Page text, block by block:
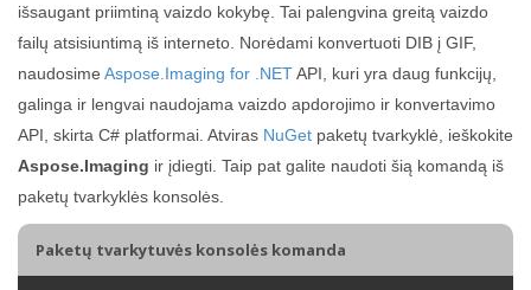
išsaugant priimtiną vaizdo kokybę. Tai palengvina greitą vaizdo
failų atsisiuntimą iš interneto. Norėdami konvertuoti DIB į GIF,
naudosime Aspose.Imaging for .NETAPI, kuri yra daug funkcijų,
galinga ir lengvai naudojama vaizdo apdorojimo ir konvertavimo
API, skirta C# platformai. Atviras NuGet paketų tvarkyklė, ieškokite
Aspose.Imaging ir įdiegti. Taip pat galite naudoti šią komandą iš
paketų tvarkyklės konsolės.
Paketų tvarkytuvės konsolės komanda